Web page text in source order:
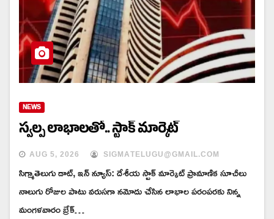
NEWS
స్వల్ప లాభాలతో.. స్టాక్ మార్కెట్
AUG 5, 2026 SIGMATELUGU@GMAIL.COM
సిగ్మాతెలుగు డాట్, ఇన్ న్యూస్: దేశీయ స్టాక్‌ మార్కెట్‌ ప్రామాణిక సూచీలు
నాలుగు రోజుల పాటు వరుసగా నమోదు చేసిన లాభాల పరంపరకు నిన్న
మంగళవారం బ్రేక్‌…